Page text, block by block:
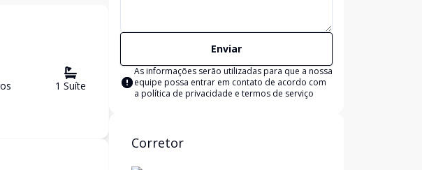
s 1 Suíte
Enviar
As informações serão utilizadas para que a nossa
equipe possa entrar em contato de acordo com
a política de privacidade e termos de serviço
Corretor